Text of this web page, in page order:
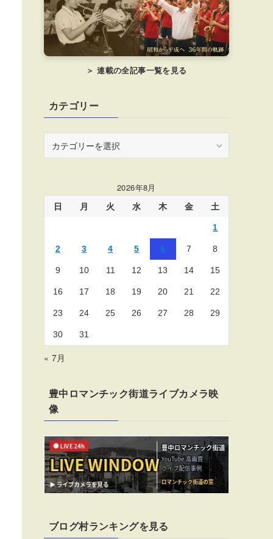
＞ 連載の全記事一覧を見る
カテゴリー
ー
2026年8月
日 月 火 水 木 金 土
1
2 3 4 5 6 7 8
9 10 11 12 13 14 15
16 17 18 19 20 21 22
23 24 25 26 27 28 29
30 31
« 7月
豊中ロマンチック街道ライブカメラ映
像
ブログ村ランキングを見る